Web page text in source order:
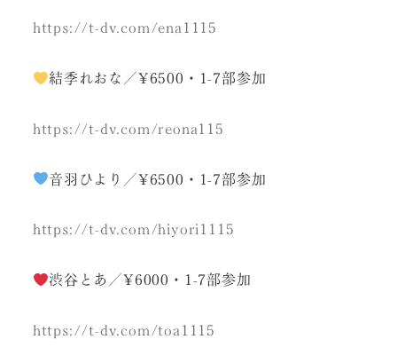
https://t-dv.com/ena1115
結季れおな／¥6500・1-7部参加
https://t-dv.com/reona115
音羽ひより／¥6500・1-7部参加
https://t-dv.com/hiyori1115
渋谷とあ／¥6000・1-7部参加
https://t-dv.com/toa1115